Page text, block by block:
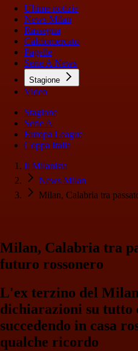
Ultime notizie
News Milan
Rassegna
Calciomercato
Pagelle
Serie A News
Stagione
Video
Stagione
Serie A
Europa League
Coppa Italia
Il Milanista
News Milan
Milan, Calabria tra
Milan, Calabria tra
futuro rossonero
L'ex terzino del
dichiarazioni su tutto
succedendo in casa
qualche ricordo